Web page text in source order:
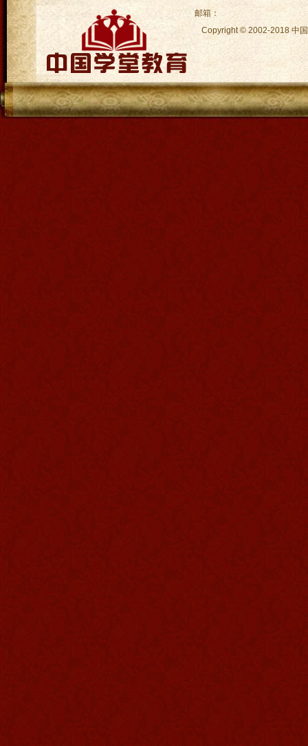
邮箱：
Copyright © 2002-2018 中